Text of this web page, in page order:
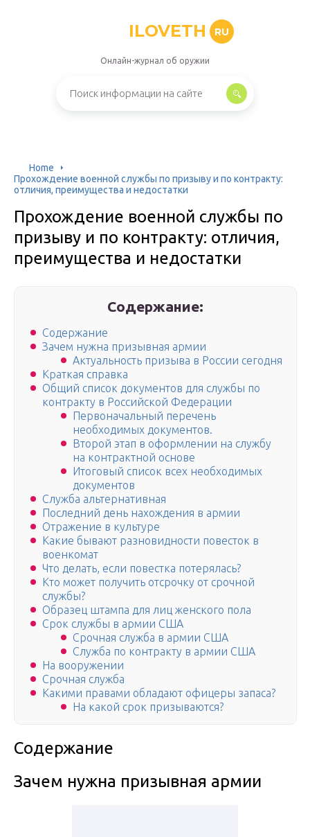
ILOVETH RU
Онлайн-журнал об оружии
Home
Прохождение военной службы по призыву и по контракту:
отличия, преимущества и недостатки
Прохождение военной службы по
призыву и по контракту: отличия,
преимущества и недостатки
Содержание:
Содержание
Зачем нужна призывная армии
Актуальность призыва в России сегодня
Краткая справка
Общий список документов для службы по
контракту в Российской Федерации
Первоначальный перечень
необходимых документов.
Второй этап в оформлении на службу
на контрактной основе
Итоговый список всех необходимых
документов
Служба альтернативная
Последний день нахождения в армии
Отражение в культуре
Какие бывают разновидности повесток в
военкомат
Что делать, если повестка потерялась?
Кто может получить отсрочку от срочной
службы?
Образец штампа для лиц женского пола
Срок службы в армии США
Срочная служба в армии США
Служба по контракту в армии США
На вооружении
Срочная служба
Какими правами обладают офицеры запаса?
На какой срок призываются?
Содержание
Зачем нужна призывная армии